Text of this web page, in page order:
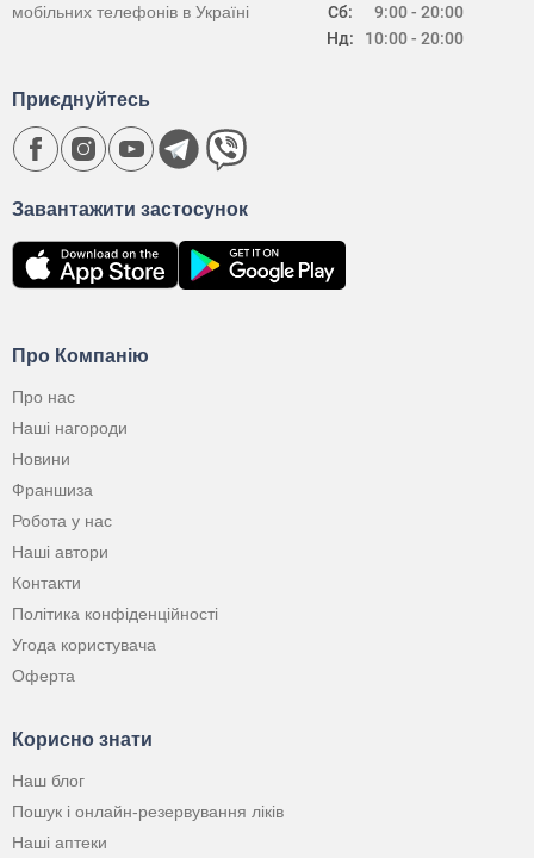
Сб:
Нд:
9:00 - 20:00
10:00 - 20:00
мобільних телефонів в Україні
Про Компанію
Про нас
Наші нагороди
Новини
Франшиза
Робота у нас
Наші автори
Контакти
Політика конфіденційності
Угода користувача
Оферта
Корисно знати
Наш блог
Пошук і онлайн-резервування ліків
Наші аптеки
Завантажити застосунок
Приєднуйтесь